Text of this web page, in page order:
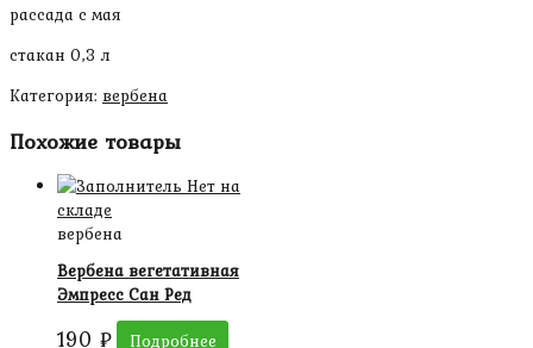
рассада с мая
стакан 0,3 л
Категория: вербена
Похожие товары
Нет на
складе
вербена
Вербена вегетативная
Эмпресс Сан Ред
190 ₽ Подробнее